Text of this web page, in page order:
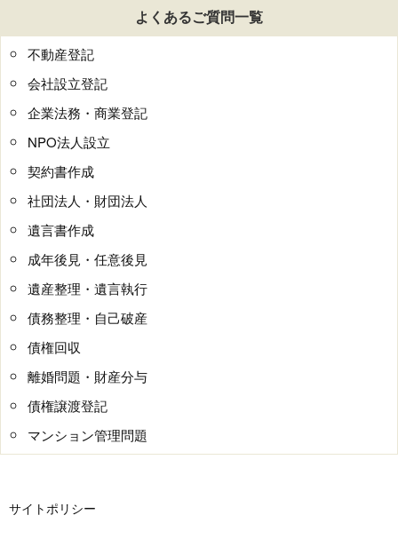
よくあるご質問一覧
不動産登記
会社設立登記
企業法務・商業登記
NPO法人設立
契約書作成
社団法人・財団法人
遺言書作成
成年後見・任意後見
遺産整理・遺言執行
債務整理・自己破産
債権回収
離婚問題・財産分与
債権譲渡登記
マンション管理問題
サイトポリシー